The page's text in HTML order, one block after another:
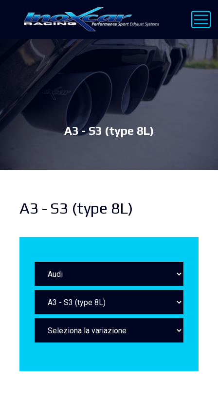
A3 - S3 (type 8L)
A3 - S3 (type 8L)